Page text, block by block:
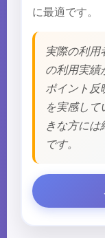
に最適です。
実際の利用
の利用実績
ポイント反
を実感して
きな方には
です。